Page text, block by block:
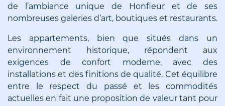
de l’ambiance unique de Honfleur et de ses
nombreuses galeries d’art, boutiques et restaurants.
Les appartements, bien que situés dans un
environnement historique, répondent aux
exigences de confort moderne, avec des
installations et des finitions de qualité. Cet équilibre
entre le respect du passé et les commodités
actuelles en fait une proposition de valeur tant pour